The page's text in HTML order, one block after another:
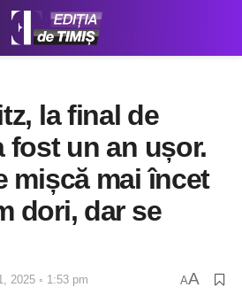
la final de
fost un an ușor.
mișcă mai încet
dori, dar se
2025 ◦ 1:53 pm AA